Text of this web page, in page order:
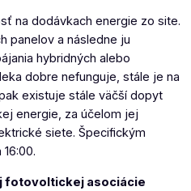
na dodávkach energie zo site.
panelov a následne ju
hybridných alebo
dobre nefunguje, stále je na
existuje stále väčší dopyt
energie, za účelom jej
siete. Špecifickým
fotovoltickej asociácie